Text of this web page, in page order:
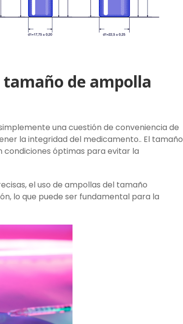
de ampolla
una cuestión de conveniencia de
la integridad del medicamento.. El tamaño
óptimas para evitar la
el uso de ampollas del tamaño
lo que puede ser fundamental para la